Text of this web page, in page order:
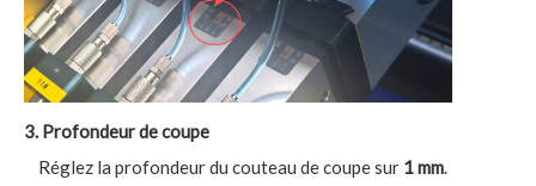
3. Profondeur de coupe
Réglez la profondeur du couteau de coupe sur 1 mm.